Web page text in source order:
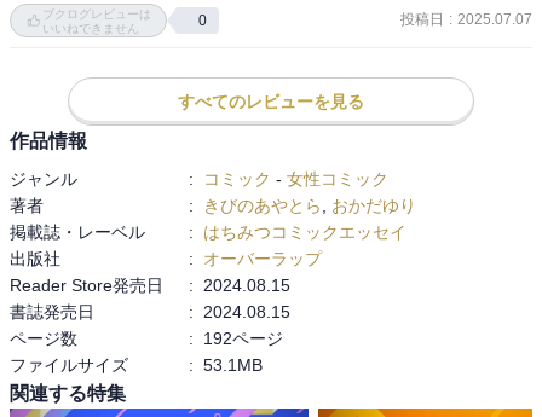
首回りは出しすぎると肉感を拾う、というのも納得。
たりとアクセサリの使い方も理屈で理解できてよかったです。
ブクログレビューは
いいねできません
0 投稿日 : 2025.07.07
すべてのレビューを見る
作品情報
ジャンル : コミック - 女性コミック
著者
: きびのあやとら
おかだゆり
掲載誌・レーベル
:
はちみつコミックエッセイ
出版社
:
オーバーラップ
Reader Store発売日
:
2024.08.15
書誌発売日
:
2024.08.15
ページ数
:
192ページ
ファイルサイズ
: 53.1MB
関連する特集